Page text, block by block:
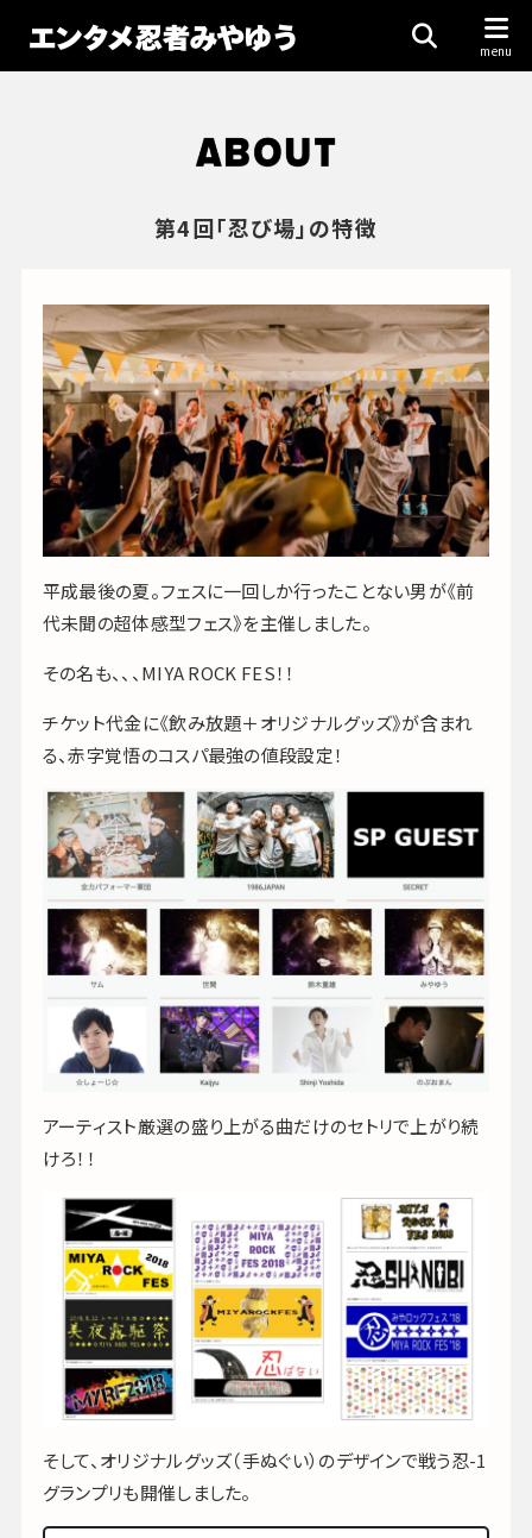
第4回「忍び場」の特徴
平成最後の夏。フェスに一回しか行ったことない男が《前
代未聞の超体感型フェス》を主催しました。
その名も、、、MIYA ROCK FES！！
チケット代金に《飲み放題＋オリジナルグッズ》が含まれ
る、赤字覚悟のコスパ最強の値段設定！
アーティスト厳選の盛り上がる曲だけのセトリで上がり続
けろ！！
そして、オリジナルグッズ（手ぬぐい）のデザインで戦う忍-1
グランプリも開催しました。